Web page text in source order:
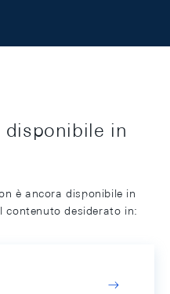
disponibile in
è ancora disponibile in
contenuto desiderato in: